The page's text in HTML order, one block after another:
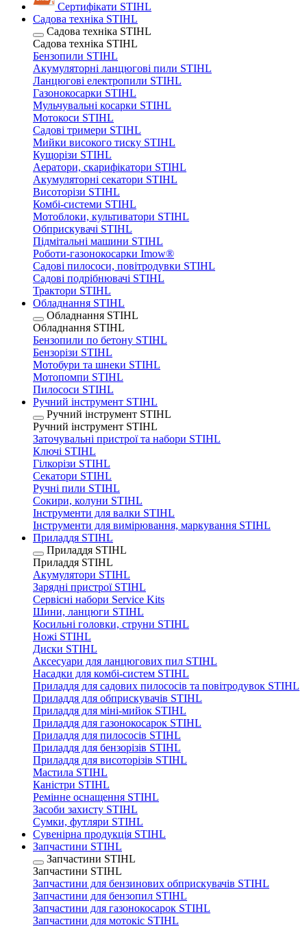
Сертифікати STIHL
Садова техніка STIHL
Садова техніка STIHL
Садова техніка STIHL
Бензопили STIHL
Акумуляторні ланцюгові пили STIHL
Ланцюгові електропили STIHL
Газонокосарки STIHL
Мульчувальні косарки STIHL
Мотокоси STIHL
Садові тримери STIHL
Мийки високого тиску STIHL
Кущорізи STIHL
Аератори, скарифікатори STIHL
Акумуляторні секатори STIHL
Висоторізи STIHL
Комбі-системи STIHL
Мотоблоки, культиватори STIHL
Обприскувачі STIHL
Підмітальні машини STIHL
Роботи-газонокосарки Imow®
Садові пилососи, повітродувки STIHL
Садові подрібнювачі STIHL
Трактори STIHL
Обладнання STIHL
Обладнання STIHL
Обладнання STIHL
Бензопили по бетону STIHL
Бензорізи STIHL
Мотобури та шнеки STIHL
Мотопомпи STIHL
Пилососи STIHL
Ручний інструмент STIHL
Ручний інструмент STIHL
Ручний інструмент STIHL
Заточувальні пристрої та набори STIHL
Ключі STIHL
Гілкорізи STIHL
Секатори STIHL
Ручні пили STIHL
Сокири, колуни STIHL
Інструменти для валки STIHL
Інструменти для вимірювання, маркування STIHL
Приладдя STIHL
Приладдя STIHL
Приладдя STIHL
Акумулятори STIHL
Зарядні пристрої STIHL
Сервісні набори Service Kits
Шини, ланцюги STIHL
Косильні головки, струни STIHL
Ножі STIHL
Диски STIHL
Аксесуари для ланцюгових пил STIHL
Насадки для комбі-систем STIHL
Приладдя для садових пилососів та повітродувок STIHL
Приладдя для обприскувачів STIHL
Приладдя для міні-мийок STIHL
Приладдя для газонокосарок STIHL
Приладдя для пилососів STIHL
Приладдя для бензорізів STIHL
Приладдя для висоторізів STIHL
Мастила STIHL
Каністри STIHL
Ремінне оснащення STIHL
Засоби захисту STIHL
Сумки, футляри STIHL
Сувенірна продукція STIHL
Запчастини STIHL
Запчастини STIHL
Запчастини STIHL
Запчастини для бензинових обприскувачів STIHL
Запчастини для бензопил STIHL
Запчастини для газонокосарок STIHL
Запчастини для мотокіс STIHL